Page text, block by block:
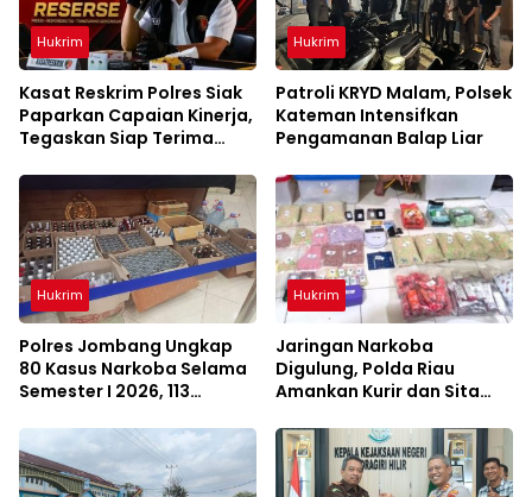
Hukrim
Kasat Reskrim Polres Siak
Paparkan Capaian Kinerja,
Tegaskan Siap Terima
Hukrim
Patroli KRYD Malam, Polsek
Kateman Intensifkan
Pengamanan Balap Liar
Hukrim
Polres Jombang Ungkap
80 Kasus Narkoba Selama
Semester I 2026, 113
Hukrim
Jaringan Narkoba
Digulung, Polda Riau
Amankan Kurir dan Sita
Fantastis